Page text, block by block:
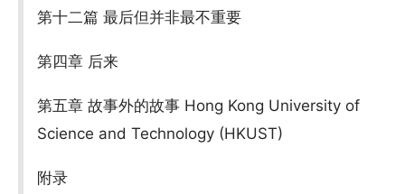
第十二篇 最后但并非最不重要
第四章 后来
第五章 故事外的故事 Hong Kong University of
Science and Technology (HKUST)
附录